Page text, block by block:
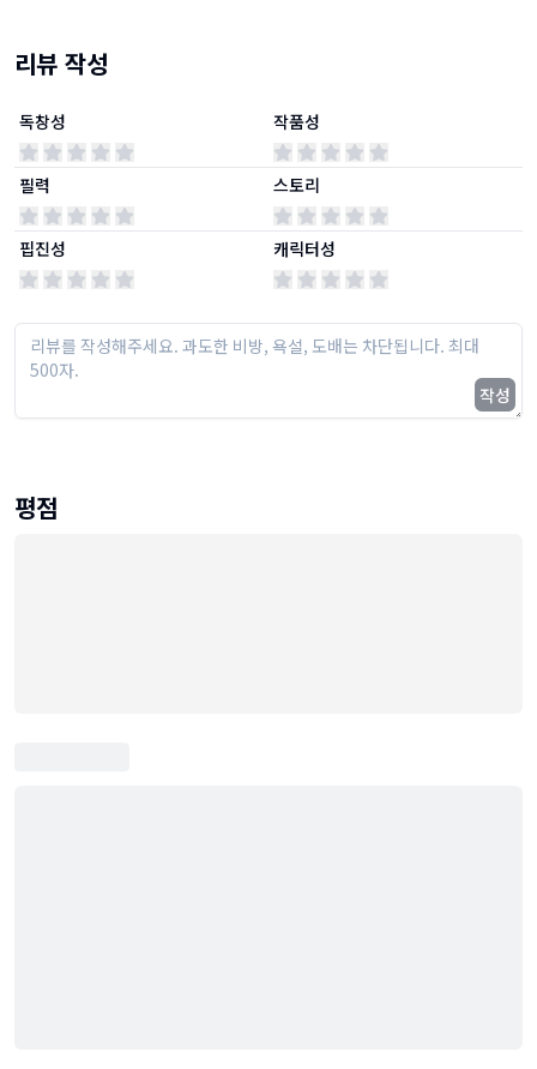
리뷰 작성
독창성
필력
핍진성
작품성
스토리
캐릭터성
작성
평점